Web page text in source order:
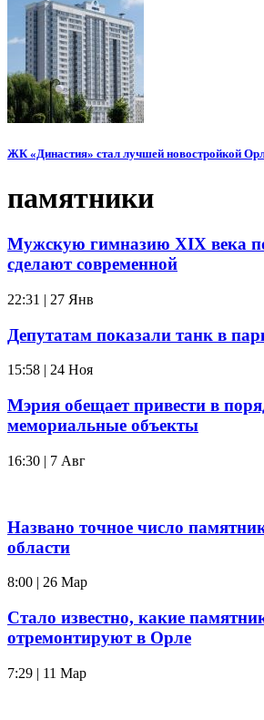
ЖК «Династия» стал лучшей новостройкой
памятники
Мужскую гимназию XIX века
сделают современной
22:31 | 27 Янв
Депутатам показали танк в
15:58 | 24 Ноя
Мэрия обещает привести в
мемориальные объекты
16:30 | 7 Авг
Названо точное число
области
8:00 | 26 Мар
Стало известно, какие
отремонтируют в Орле
7:29 | 11 Мар